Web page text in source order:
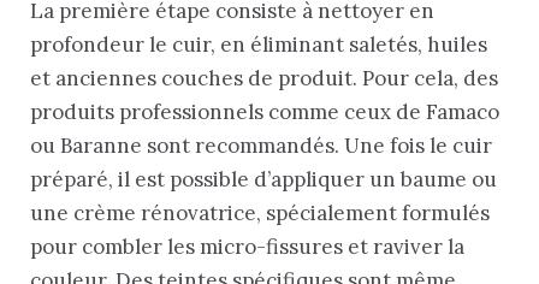
La première étape consiste à nettoyer en
profondeur le cuir, en éliminant saletés, huiles
et anciennes couches de produit. Pour cela, des
produits professionnels comme ceux de Famaco
ou Baranne sont recommandés. Une fois le cuir
préparé, il est possible d’appliquer un baume ou
une crème rénovatrice, spécialement formulés
pour combler les micro-fissures et raviver la